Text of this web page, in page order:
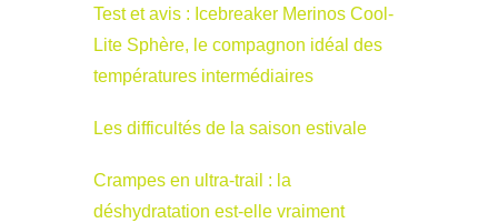
Test et avis : Icebreaker Merinos Cool-
Lite Sphère, le compagnon idéal des
températures intermédiaires
Les difficultés de la saison estivale
Crampes en ultra-trail : la
déshydratation est-elle vraiment